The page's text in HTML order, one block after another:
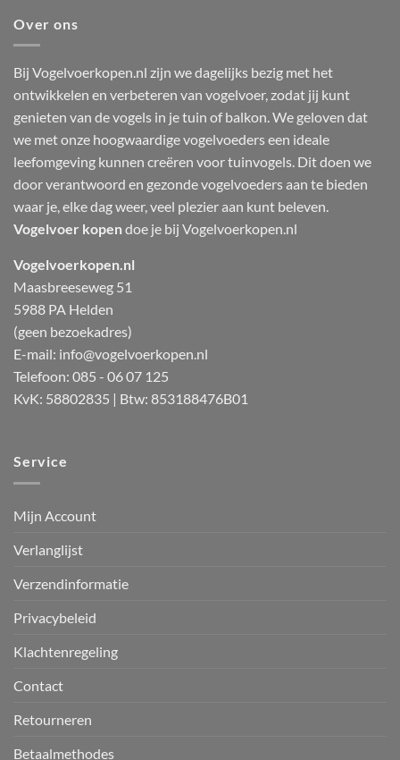
Over ons
Bij Vogelvoerkopen.nl zijn we dagelijks bezig met het
ontwikkelen en verbeteren van vogelvoer, zodat jij kunt
genieten van de vogels in je tuin of balkon. We geloven dat
we met onze hoogwaardige vogelvoeders een ideale
leefomgeving kunnen creëren voor tuinvogels. Dit doen we
door verantwoord en gezonde vogelvoeders aan te bieden
waar je, elke dag weer, veel plezier aan kunt beleven.
Vogelvoer kopendoe je bij Vogelvoerkopen.nl
Vogelvoerkopen.nl
Maasbreeseweg 51
5988 PA Helden
(geen bezoekadres)
E-mail: info@vogelvoerkopen.nl
Telefoon: 085 - 06 07 125
KvK: 58802835 | Btw: 853188476B01
Service
Mijn Account
Verlanglijst
Verzendinformatie
Privacybeleid
Klachtenregeling
Contact
Retourneren
Betaalmethodes